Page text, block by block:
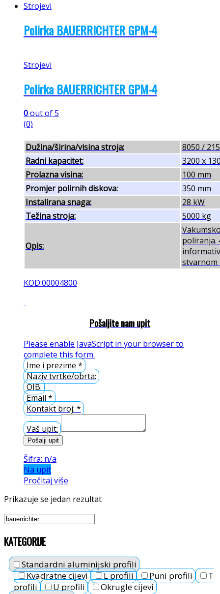
Strojevi
Polirka BAUERRICHTER GPM-4
Strojevi
Polirka BAUERRICHTER GPM-4
0out of 5
(0)
Dužina/širina/visina stroja:
8050 /
Radni kapacitet:
3200 x
Prolazna visina:
100 mm
Promjer polirnih diskova:
350 mm
Instalirana snaga:
28 kW
Težina stroja:
5000 kg
Opis:
poliranja.
stvarnom
KOD:00004800
Pošaljite nam upit
Please enable JavaScript in your browser to
complete this form.
Ime i prezime *
Naziv tvrtke/obrta:
OIB:
Email *
Kontakt broj: *
Vaš upit:
Pošalji upit
Šifra: n/a
Na upit
Pročitaj više
Prikazuje se jedan rezultat
KATEGORIJE
Standardni aluminijski profili
Kvadratne cijevi
L profili Puni profili
T
profili
U profili
Okrugle cijevi